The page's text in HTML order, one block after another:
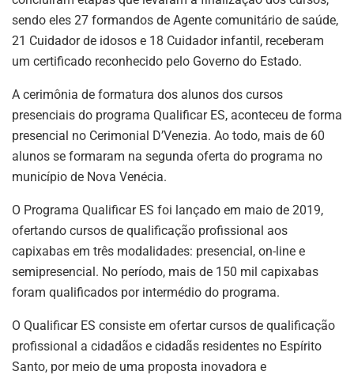
sendo eles 27 formandos de Agente comunitário de saúde,
21 Cuidador de idosos e 18 Cuidador infantil, receberam
um certificado reconhecido pelo Governo do Estado.
A cerimônia de formatura dos alunos dos cursos
presenciais do programa Qualificar ES, aconteceu de forma
presencial no Cerimonial D’Venezia. Ao todo, mais de 60
alunos se formaram na segunda oferta do programa no
município de Nova Venécia.
O Programa Qualificar ES foi lançado em maio de 2019,
ofertando cursos de qualificação profissional aos
capixabas em três modalidades: presencial, on-line e
semipresencial. No período, mais de 150 mil capixabas
foram qualificados por intermédio do programa.
O Qualificar ES consiste em ofertar cursos de qualificação
profissional a cidadãos e cidadãs residentes no Espírito
Santo, por meio de uma proposta inovadora e